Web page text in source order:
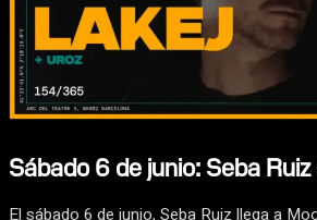
Sábado 6 de junio: Seba Ruiz
El sábado 6 de junio, Seba Ruiz llega a